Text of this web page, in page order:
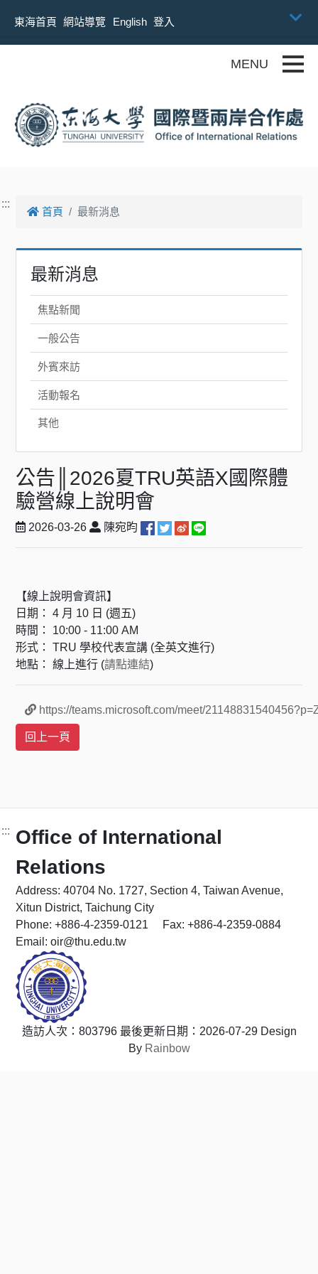
東海首頁
網站導覽 English 登入
:::
首頁 最新消息
最新消息
焦點新聞
一般公告
外賓來訪
活動報名
其他
公告║2026夏TRU英語X國際體
驗營線上說明會
2026-03-26 陳宛昀
【線上說明會資訊】
日期： 4 月 10 日 (週五)
時間： 10:00 - 11:00 AM
形式： TRU 學校代表宣講 (全英文進行)
地點： 線上進行 (請點連結)
https://teams.microsoft.com/meet/
::: Office of International
Relations
Address: 40704 No. 1727, Section 4, Taiwan Avenue,
Xitun District, Taichung City
Phone: +886-4-2359-0121 Fax: +886-4-2359-0884
Email: oir@thu.edu.tw
造訪人次：803796 最後更新日期：2026-07-29 Design
By Rainbow